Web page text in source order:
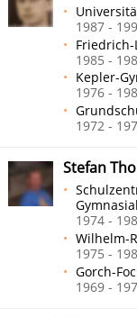
1987 -
1985 -
Kepler-
1976 -
1972 -
Stefan
1974 -
Wilhelm-
1975 -
Gorch-
1969 -